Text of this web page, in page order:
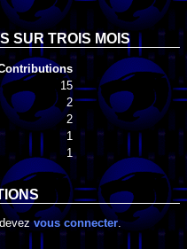
SUR TROIS MOIS
15
2
2
1
1
vous connecter.